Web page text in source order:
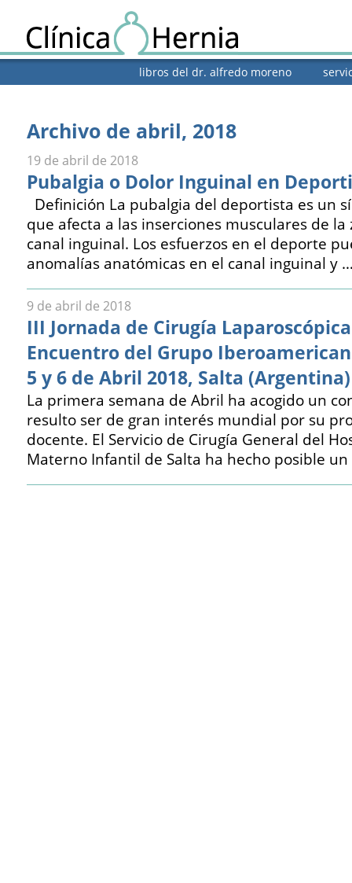
libros del dr. alfredo moreno
Archivo de abril, 2018
19 de abril de 2018
Pubalgia o Dolor Inguinal en
Definición La pubalgia del deportista es un
que afecta a las inserciones musculares de
canal inguinal. Los esfuerzos en el deporte
anomalías anatómicas en el canal inguinal y
9 de abril de 2018
III Jornada de Cirugía
Encuentro del Grupo
5 y 6 de Abril 2018, Salta (Argentina)
La primera semana de Abril ha acogido un
resulto ser de gran interés mundial por su
docente. El Servicio de Cirugía General del
Materno Infantil de Salta ha hecho posible